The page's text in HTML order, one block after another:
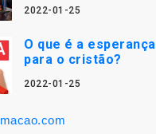
2022-01-25
O que é a esperança
para o cristão?
2022-01-25